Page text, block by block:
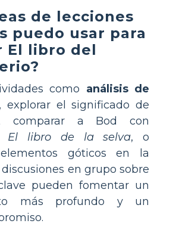
de lecciones
puedo usar para
El libro del
?
como análisis de
, explorar el significado de
comparar a Bod con
El libro de la selva, o
góticos en la
discusiones en grupo sobre
pueden fomentar un
más profundo y un